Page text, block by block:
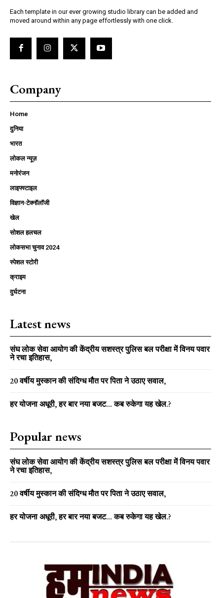
Each template in our ever growing studio library can be added and
moved around within any page effortlessly with one click.
Company
Home
दुनिया
भारत
लोकल न्यूज़
मनोरंजन
लाइफ्स्टाइल
विज्ञान-टेक्नॉलॉजी
खेल
सोशल हलचल
लोकसभा चुनाव 2024
स्पेशल स्टोरी
क्राइम
दुर्घटना
Latest news
संघ लोक सेवा आयोग की केंद्रीय सशस्त्र पुलिस बल परीक्षा में विनय पवार
ने रचा इतिहास,
20 वर्षीय मुस्कान की संदिग्ध मौत पर पिता ने उठाए सवाल,
हर योजना अधूरी, हर बार नया बजट… कब रुकेगा यह खेल.?
Popular news
संघ लोक सेवा आयोग की केंद्रीय सशस्त्र पुलिस बल परीक्षा में विनय पवार
ने रचा इतिहास,
20 वर्षीय मुस्कान की संदिग्ध मौत पर पिता ने उठाए सवाल,
हर योजना अधूरी, हर बार नया बजट… कब रुकेगा यह खेल.?